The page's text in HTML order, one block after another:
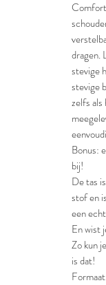
dragen.
stevige
stevige
zelfs
Bonus:
bij!
De tas
stof en
een
En wist
Zo kun
is dat!